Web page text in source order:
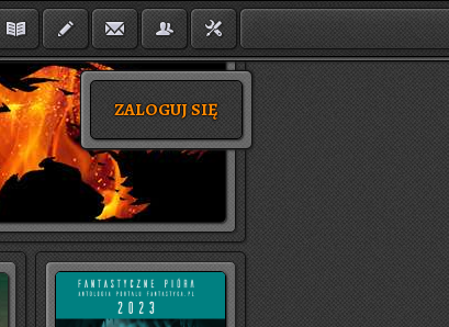
ZALOGUJ SIĘ